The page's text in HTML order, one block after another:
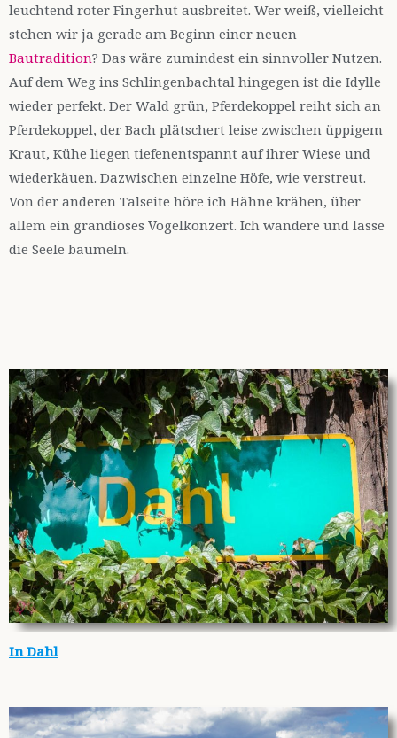
leuchtend roter Fingerhut ausbreitet. Wer weiß, vielleicht
stehen wir ja gerade am Beginn einer neuen
Bautradition? Das wäre zumindest ein sinnvoller Nutzen.
Auf dem Weg ins Schlingenbachtal hingegen ist die Idylle
wieder perfekt. Der Wald grün, Pferdekoppel reiht sich an
Pferdekoppel, der Bach plätschert leise zwischen üppigem
Kraut, Kühe liegen tiefenentspannt auf ihrer Wiese und
wiederkäuen. Dazwischen einzelne Höfe, wie verstreut.
Von der anderen Talseite höre ich Hähne krähen, über
allem ein grandioses Vogelkonzert. Ich wandere und lasse
die Seele baumeln.
In Dahl